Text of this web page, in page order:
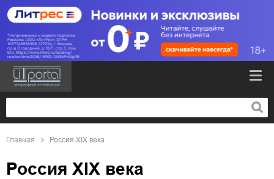
Главная Россия XIX века
Россия XIX века